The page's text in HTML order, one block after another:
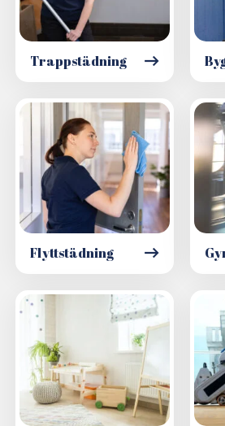
Trappstädning
Flyttstädning